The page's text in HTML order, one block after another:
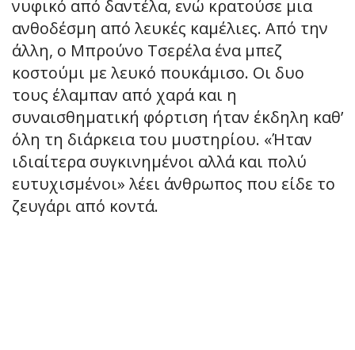
νυφικό από δαντέλα, ενώ κρατούσε μια
ανθοδέσμη από λευκές καμέλιες. Από την
άλλη, ο Μπρούνο Τσερέλα ένα μπεζ
κοστούμι με λευκό πουκάμισο. Οι δυο
τους έλαμπαν από χαρά και η
συναισθηματική φόρτιση ήταν έκδηλη καθ’
όλη τη διάρκεια του μυστηρίου. «Ήταν
ιδιαίτερα συγκινημένοι αλλά και πολύ
ευτυχισμένοι» λέει άνθρωπος που είδε το
ζευγάρι από κοντά.